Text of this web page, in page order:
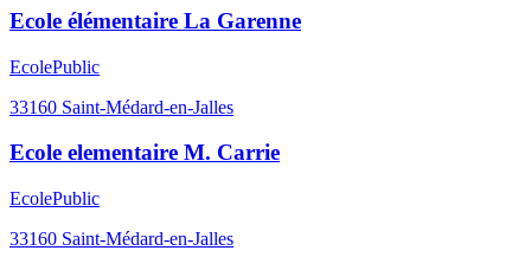
Ecole élémentaire La Garenne
EcolePublic
33160 Saint-Médard-en-Jalles
Ecole elementaire M. Carrie
EcolePublic
33160 Saint-Médard-en-Jalles